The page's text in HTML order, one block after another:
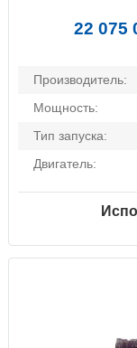
22 075
Производитель:
Мощность:
Тип запуска:
Двигатель: